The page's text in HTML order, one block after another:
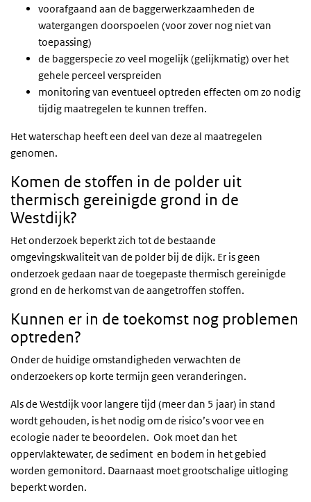
voorafgaand aan de baggerwerkzaamheden de
watergangen doorspoelen (voor zover nog niet van
toepassing)
de baggerspecie zo veel mogelijk (gelijkmatig) over het
gehele perceel verspreiden
monitoring van eventueel optreden effecten om zo nodig
tijdig maatregelen te kunnen treffen.
Het waterschap heeft een deel van deze al maatregelen
genomen.
Komen de stoffen in de polder uit
thermisch gereinigde grond in de
Westdijk?
Het onderzoek beperkt zich tot de bestaande
omgevingskwaliteit van de polder bij de dijk. Er is geen
onderzoek gedaan naar de toegepaste thermisch gereinigde
grond en de herkomst van de aangetroffen stoffen.
Kunnen er in de toekomst nog problemen
optreden?
Onder de huidige omstandigheden verwachten de
onderzoekers op korte termijn geen veranderingen.
Als de Westdijk voor langere tijd (meer dan 5 jaar) in stand
wordt gehouden, is het nodig om de risico’s voor vee en
ecologie nader te beoordelen. Ook moet dan het
oppervlaktewater, de sediment en bodem in het gebied
worden gemonitord. Daarnaast moet grootschalige uitloging
beperkt worden.